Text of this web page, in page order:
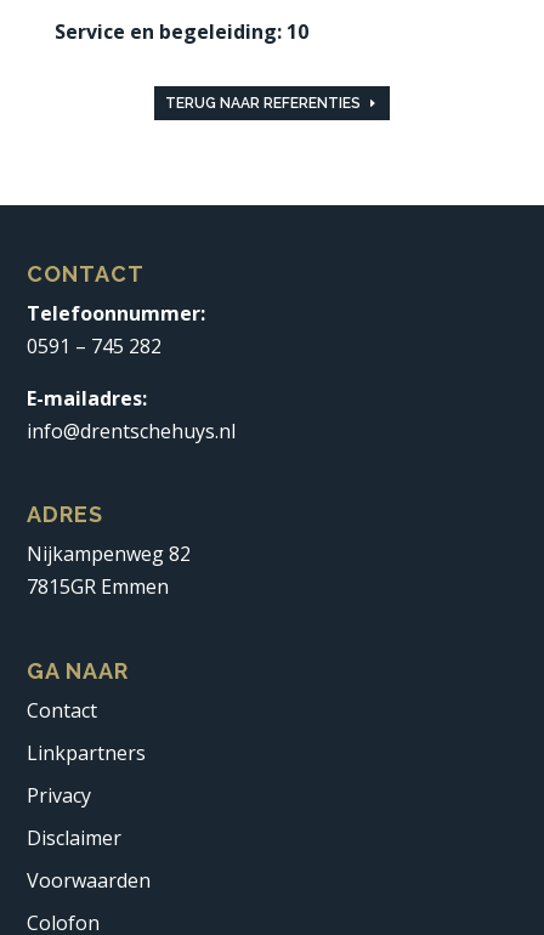
Service en begeleiding: 10
TERUG NAAR REFERENTIES
CONTACT
Telefoonnummer:
0591 – 745 282
E-mailadres:
info@drentschehuys.nl
ADRES
Nijkampenweg 82
7815GR Emmen
GA NAAR
Contact
Linkpartners
Privacy
Disclaimer
Voorwaarden
Colofon